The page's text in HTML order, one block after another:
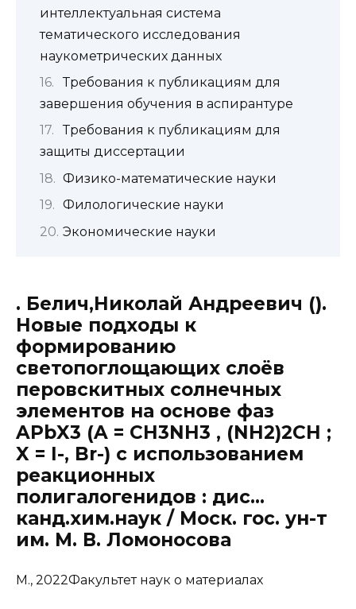
интеллектуальная система
тематического исследования
наукометрических данных
Требования к публикациям для
завершения обучения в аспирантуре
Требования к публикациям для
защиты диссертации
Физико-математические науки
Филологические науки
Экономические науки
. Белич,Николай Андреевич ().
Новые подходы к
формированию
светопоглощающих слоёв
перовскитных солнечных
элементов на основе фаз
APbX3 (A = CH3NH3 , (NH2)2CH ;
X = I-, Br-) с использованием
реакционных
полигалогенидов : дис…
канд.хим.наук / Моск. гос. ун-т
им. М. В. Ломоносова
М., 2022Факультет наук о материалах